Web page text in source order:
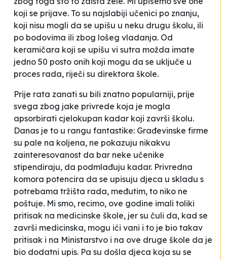
koji se prijave. To su najslabiji učenici po znanju,
koji nisu mogli da se upišu u neku drugu školu, ili
po bodovima ili zbog lošeg vladanja. Od
keramičara koji se upišu vi sutra možda imate
jedno 50 posto onih koji mogu da se uključe u
proces rada, riječi su direktora škole.
Prije rata zanati su bili znatno popularniji, prije
svega zbog jake privrede koja je mogla
apsorbirati cjelokupan kadar koji završi školu.
Danas je to u rangu fanta­stike: Građevinske firme
su pale na koljena, ne pokazuju nikakvu
zainteresovanost da bar neke učenike
stipendiraju, da podmlađuju kadar. Privredna
komora potencira da se upisuju djeca u skladu s
potrebama tržišta rada, međutim, to niko ne
poštuje. Mi smo, recimo, ove godine imali toliki
pritisak na medicinske škole, jer su čuli da, kad se
završi medicinska, mogu ići vani i to je bio takav
pritisak i na Ministarstvo i na ove druge škole da je
bio dodatni upis. Pa su došla djeca koja su se